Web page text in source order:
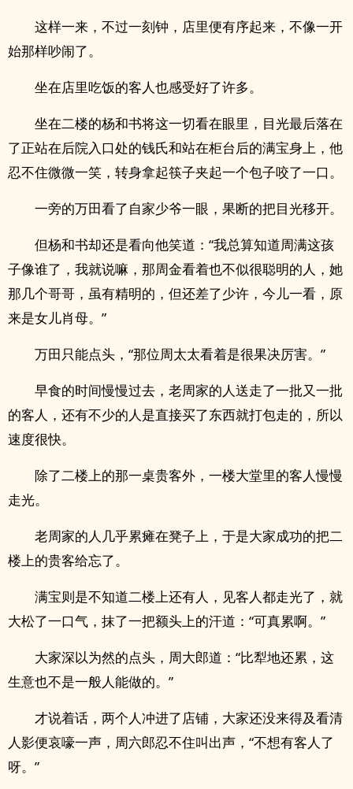
这样一来，不过一刻钟，店里便有序起来，不像一开
始那样吵闹了。
坐在店里吃饭的客人也感受好了许多。
坐在二楼的杨和书将这一切看在眼里，目光最后落在
了正站在后院入口处的钱氏和站在柜台后的满宝身上，他
忍不住微微一笑，转身拿起筷子夹起一个包子咬了一口。
一旁的万田看了自家少爷一眼，果断的把目光移开。
但杨和书却还是看向他笑道：“我总算知道周满这孩
子像谁了，我就说嘛，那周金看着也不似很聪明的人，她
那几个哥哥，虽有精明的，但还差了少许，今儿一看，原
来是女儿肖母。”
万田只能点头，“那位周太太看着是很果决厉害。”
早食的时间慢慢过去，老周家的人送走了一批又一批
的客人，还有不少的人是直接买了东西就打包走的，所以
速度很快。
除了二楼上的那一桌贵客外，一楼大堂里的客人慢慢
走光。
老周家的人几乎累瘫在凳子上，于是大家成功的把二
楼上的贵客给忘了。
满宝则是不知道二楼上还有人，见客人都走光了，就
大松了一口气，抹了一把额头上的汗道：“可真累啊。”
大家深以为然的点头，周大郎道：“比犁地还累，这
生意也不是一般人能做的。”
才说着话，两个人冲进了店铺，大家还没来得及看清
人影便哀嚎一声，周六郎忍不住叫出声，“不想有客人了
呀。”